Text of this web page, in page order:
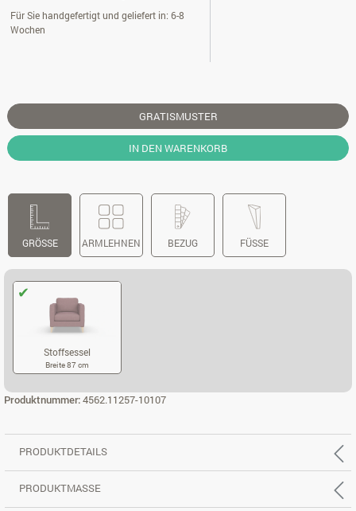
Für Sie handgefertigt und geliefert in: 6-8
Wochen
GRATISMUSTER
IN DEN WARENKORB
GRÖSSE ARMLEHNEN BEZUG FÜSSE
Stoffsessel
Breite 87 cm
Produktnummer:4562.11257-10107
PRODUKTDETAILS
PRODUKTMASSE